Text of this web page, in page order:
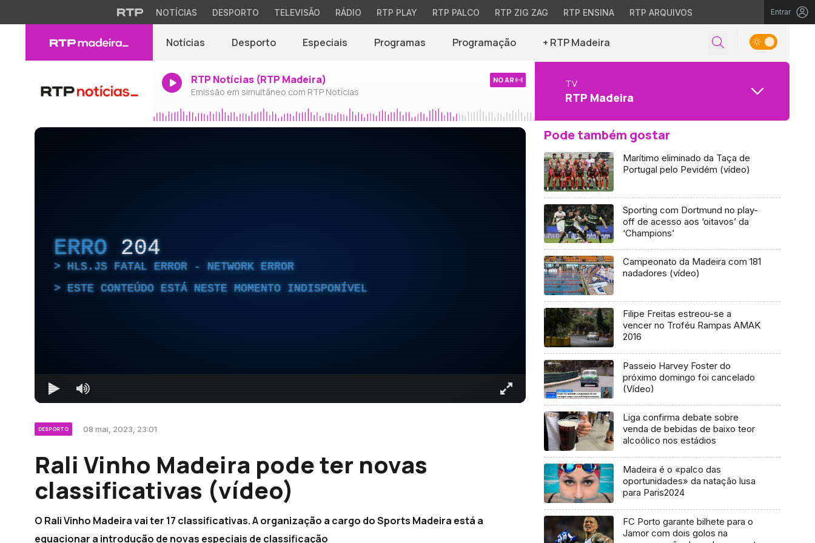
NOTÍCIAS DESPORTO TELEVISÃO RÁDIO RTP PLAY RTP PALCO RTP ZIG ZAG RTP ENSINA RTP ARQUIVOS Entrar
Notícias Desporto Especiais Programas Programação + RTP Madeira
RTP Notícias (RTP Madeira)
Emissão em simultâneo com RTP Notícias
NO AR TV
RTP Madeira
ERRO 204
HLS.JS FATAL ERROR - NETWORK ERROR
ESTE CONTEÚDO ESTÁ NESTE MOMENTO INDISPONÍVEL
DESPORTO 08 mai, 2023, 23:01
Rali Vinho Madeira pode ter novas
classificativas (vídeo)
O Rali Vinho Madeira vai ter 17 classificativas. A organização a cargo do Sports Madeira está a
equacionar a introdução de novas especiais de classificação
Pode também gostar
Marítimo eliminado da Taça de
Portugal pelo Pevidém (vídeo)
Sporting com Dortmund no play-
off de acesso aos ‘oitavos’ da
‘Champions’
Campeonato da Madeira com 181
nadadores (vídeo)
Filipe Freitas estreou-se a
vencer no Troféu Rampas AMAK
2016
Passeio Harvey Foster do
próximo domingo foi cancelado
(Vídeo)
Liga confirma debate sobre
venda de bebidas de baixo teor
alcoólico nos estádios
Madeira é o «palco das
oportunidades» da natação lusa
para Paris2024
FC Porto garante bilhete para o
Jamor com dois golos na